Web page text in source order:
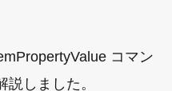
コマン
説しました。